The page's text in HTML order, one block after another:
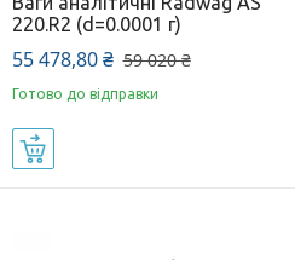
220.R2 (d=0.0001 г)
55 478,80 ₴ 59 020 ₴
Готово до відправки